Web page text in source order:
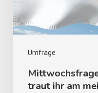
Umfrage
traut ihr am